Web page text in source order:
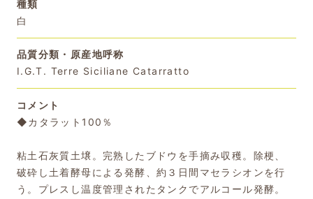
種類
白
品質分類・原産地呼称
I.G.T. Terre Siciliane Catarratto
コメント
◆カタラット100％
粘土石灰質土壌。完熟したブドウを手摘み収穫。除梗、
破砕し土着酵母による発酵、約３日間マセラシオンを行
う。プレスし温度管理されたタンクでアルコール発酵。